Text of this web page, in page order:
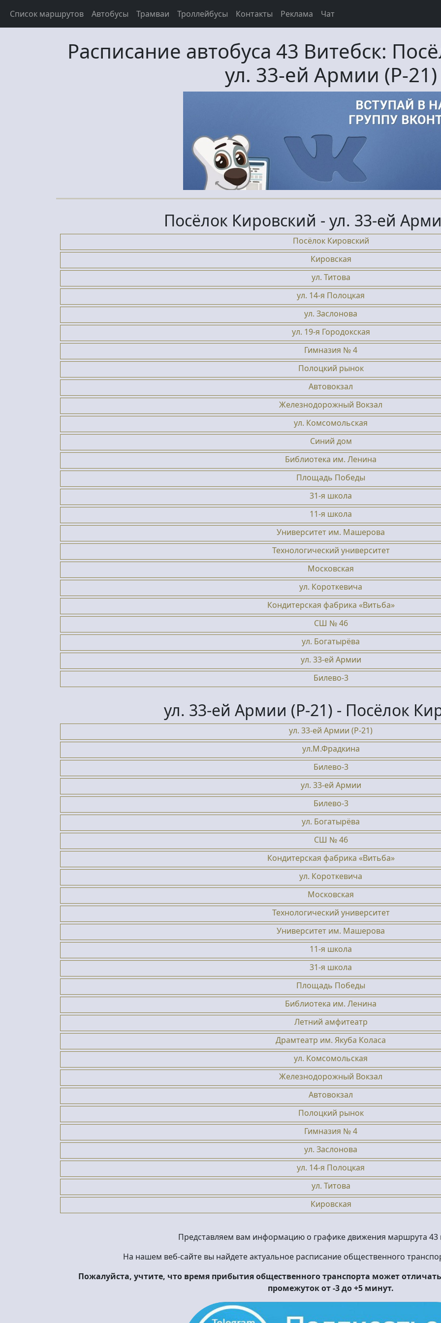
Список маршрутов Автобусы Трамваи Троллейбусы Контакты Реклама Чат
Расписание автобуса 43 Витебск:
ул. 33-ей Армии (Р-21)
Посёлок Кировский - ул. 33-ей
Посёлок Кировский
Кировская
ул. Титова
ул. 14-я Полоцкая
ул. Заслонова
ул. 19-я Городокская
Гимназия № 4
Полоцкий рынок
Автовокзал
Железнодорожный Вокзал
ул. Комсомольская
Синий дом
Библиотека им. Ленина
Площадь Победы
31-я школа
11-я школа
Университет им. Машерова
Технологический университет
Московская
ул. Короткевича
Кондитерская фабрика «Витьба»
СШ № 46
ул. Богатырёва
ул. 33-ей Армии
Билево-3
ул. 33-ей Армии (Р-21) - Посёлок
ул. 33-ей Армии (Р-21)
ул.М.Фрадкина
Билево-3
ул. 33-ей Армии
Билево-3
ул. Богатырёва
СШ № 46
Кондитерская фабрика «Витьба»
ул. Короткевича
Московская
Технологический университет
Университет им. Машерова
11-я школа
31-я школа
Площадь Победы
Библиотека им. Ленина
Летний амфитеатр
Драмтеатр им. Якуба Коласа
ул. Комсомольская
Железнодорожный Вокзал
Автовокзал
Полоцкий рынок
Гимназия № 4
ул. Заслонова
ул. 14-я Полоцкая
ул. Титова
Кировская
Представляем вам информацию о графике движения маршрута 43
На нашем веб-сайте вы найдете актуальное расписание общественного
Пожалуйста, учтите, что время прибытия общественного транспорта может
промежуток от -3 до +5 минут.